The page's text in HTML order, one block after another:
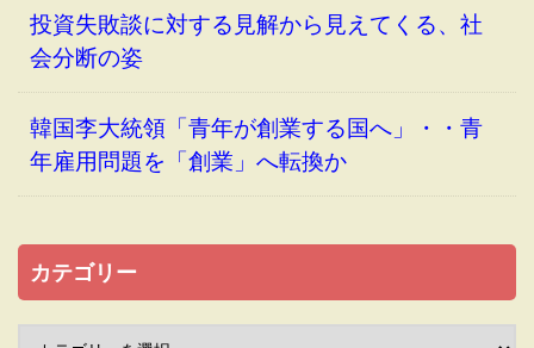
投資失敗談に対する見解から見えてくる、社
会分断の姿
韓国李大統領「青年が創業する国へ」・・青
年雇用問題を「創業」へ転換か
カテゴリー